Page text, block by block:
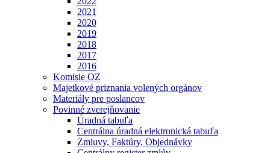
2021
2020
2019
2018
2017
2016
Komisie OZ
Majetkové priznania volených orgánov
Materiály pre poslancov
Povinné zverejňovanie
Úradná tabuľa
Centrálna úradná elektronická tabuľa
Zmluvy, Faktúry, Objednávky